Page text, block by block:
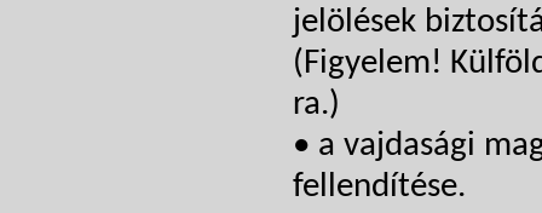
jelölések
(Figyelem!
ra.)
• a vajdasági
fellendítése.